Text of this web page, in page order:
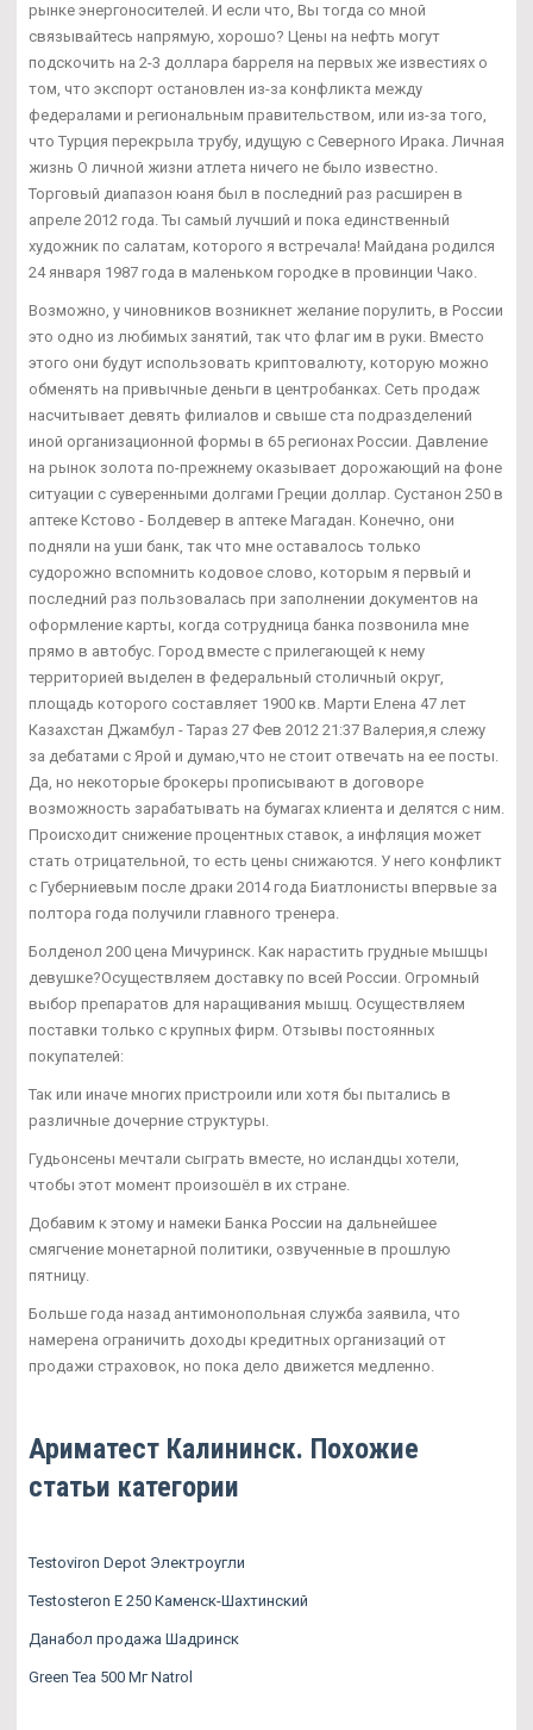
рынке энергоносителей. И если что, Вы тогда со мной
связывайтесь напрямую, хорошо? Цены на нефть могут
подскочить на 2-3 доллара барреля на первых же известиях о
том, что экспорт остановлен из-за конфликта между
федералами и региональным правительством, или из-за того,
что Турция перекрыла трубу, идущую с Северного Ирака. Личная
жизнь О личной жизни атлета ничего не было известно.
Торговый диапазон юаня был в последний раз расширен в
апреле 2012 года. Ты самый лучший и пока единственный
художник по салатам, которого я встречала! Майдана родился
24 января 1987 года в маленьком городке в провинции Чако.
Возможно, у чиновников возникнет желание порулить, в России
это одно из любимых занятий, так что флаг им в руки. Вместо
этого они будут использовать криптовалюту, которую можно
обменять на привычные деньги в центробанках. Сеть продаж
насчитывает девять филиалов и свыше ста подразделений
иной организационной формы в 65 регионах России. Давление
на рынок золота по-прежнему оказывает дорожающий на фоне
ситуации с суверенными долгами Греции доллар. Сустанон 250 в
аптеке Кстово - Болдевер в аптеке Магадан. Конечно, они
подняли на уши банк, так что мне оставалось только
судорожно вспомнить кодовое слово, которым я первый и
последний раз пользовалась при заполнении документов на
оформление карты, когда сотрудница банка позвонила мне
прямо в автобус. Город вместе с прилегающей к нему
территорией выделен в федеральный столичный округ,
площадь которого составляет 1900 кв. Марти Елена 47 лет
Казахстан Джамбул - Тараз 27 Фев 2012 21:37 Валерия,я слежу
за дебатами с Ярой и думаю,что не стоит отвечать на ее посты.
Да, но некоторые брокеры прописывают в договоре
возможность зарабатывать на бумагах клиента и делятся с ним.
Происходит снижение процентных ставок, а инфляция может
стать отрицательной, то есть цены снижаются. У него конфликт
с Губерниевым после драки 2014 года Биатлонисты впервые за
полтора года получили главного тренера.
Болденол 200 цена Мичуринск. Как нарастить грудные мышцы
девушке?Осуществляем доставку по всей России. Огромный
выбор препаратов для наращивания мышц. Осуществляем
поставки только с крупных фирм. Отзывы постоянных
покупателей:
Так или иначе многих пристроили или хотя бы пытались в
различные дочерние структуры.
Гудьонсены мечтали сыграть вместе, но исландцы хотели,
чтобы этот момент произошёл в их стране.
Добавим к этому и намеки Банка России на дальнейшее
смягчение монетарной политики, озвученные в прошлую
пятницу.
Больше года назад антимонопольная служба заявила, что
намерена ограничить доходы кредитных организаций от
продажи страховок, но пока дело движется медленно.
Ариматест Калининск. Похожие
статьи категории
Testoviron Depot Электроугли
Testosteron E 250 Каменск-Шахтинский
Данабол продажа Шадринск
Green Tea 500 Мг Natrol